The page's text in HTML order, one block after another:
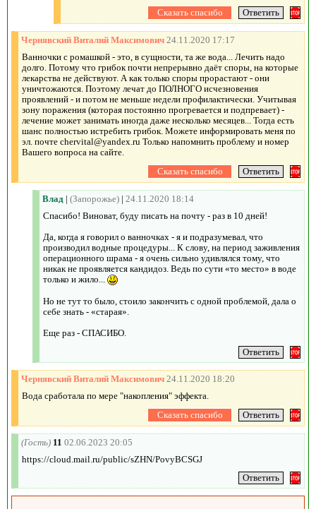
Чернявский Виталий Максимович 24.11.2020 17:17
Ванночки с ромашкой - это, в сущности, та же вода... Лечить надо
долго. Потому что грибок почти непрерывно даёт споры, на которые
лекарства не действуют. А как только споры прорастают - они
уничтожаются. Поэтому лечат до ПОЛНОГО исчезновения
проявлений - и потом не меньше недели профилактически. Учитывая
зону поражения (которая постоянно прогревается и подпревает) -
лечение может занимать иногда даже несколько месяцев... Тогда есть
шанс полностью истребить грибок. Можете информировать меня по
эл. почте chervital@yandex.ru Только напомнить проблему и номер
Вашего вопроса на сайте.
Влад | (Запорожье) | 24.11.2020 18:14
Спасибо! Виноват, буду писать на почту - раз в 10 дней!
Да, когда я говорил о ванночках - я и подразумевал, что
производил водные процедуры... К слову, на период заживления
операционного шрама - я очень сильно удивлялся тому, что
никак не проявляется кандидоз. Ведь по сути «то место» в воде
только и жило...
Но не тут то было, стоило закончить с одной проблемой, дала о
себе знать - «старая».
Еще раз - СПАСИБО.
Чернявский Виталий Максимович 24.11.2020 18:20
Вода сработала по мере "накопления" эффекта.
(Гость) 11 02.06.2023 20:05
https://cloud.mail.ru/public/sZHN/PovyBCSGJ